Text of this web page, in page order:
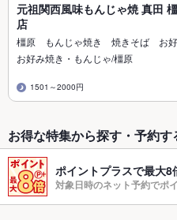
元祖関西風味もんじゃ焼 真田
店
橿原 もんじゃ焼き 焼きそば お
お好み焼き・もんじゃ/橿原
1501～2000円
お得な特集から探す・予約す
ポイントプラスで最大8
対象日時のネット予約でポ